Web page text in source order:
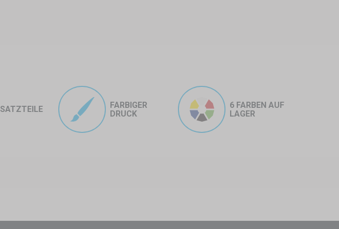
– im Wald, auf dem Feld oder im Garten.
FARBIGER
DRUCK
6 FARBEN AUF
LAGER